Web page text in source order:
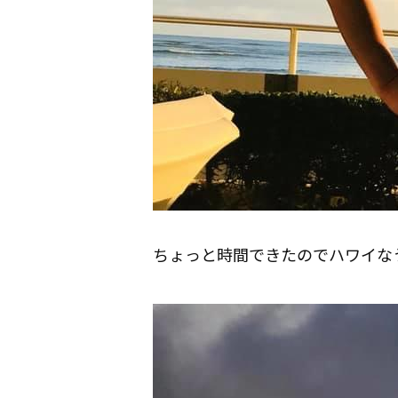
ちょっと時間できたのでハワイな